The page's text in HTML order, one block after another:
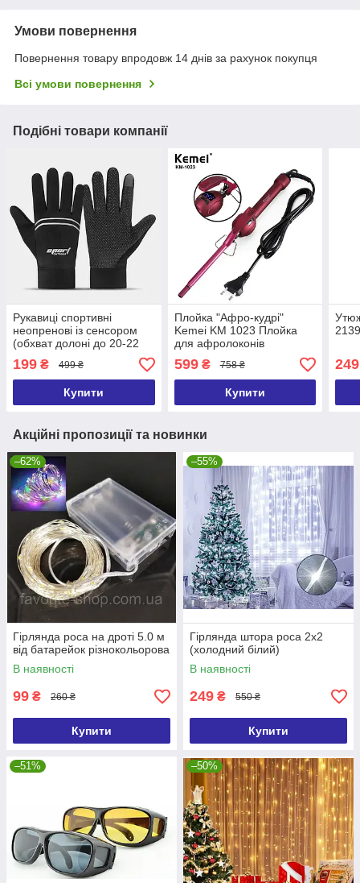
Умови повернення
Повернення товару впродовж 14 днів за рахунок покупця
Всі умови повернення
Подібні товари компанії
Рукавиці спортивні
неопренові із сенсором
(обхват долоні до 20-22
199 ₴ 499 ₴
Купити
Плойка "Афро-кудрі"
Kemei KM 1023 Плойка
для афролоконів
599₴ 758 ₴
Купити
249
Акційні пропозиції та новинки
–62%
Гірлянда роса на дроті 5.0 м
від батарейок різнокольорова
В наявності
99 ₴ 260 ₴
Купити
–55%
Гірлянда штора роса 2х2
(холодний білий)
В наявності
249 ₴ 550 ₴
Купити
–51% –50%